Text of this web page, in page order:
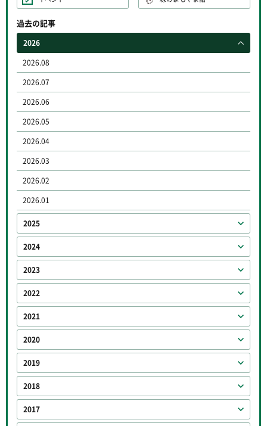
過去の記事
2026
2026.08
2026.07
2026.06
2026.05
2026.04
2026.03
2026.02
2026.01
2025
2024
2023
2022
2021
2020
2019
2018
2017